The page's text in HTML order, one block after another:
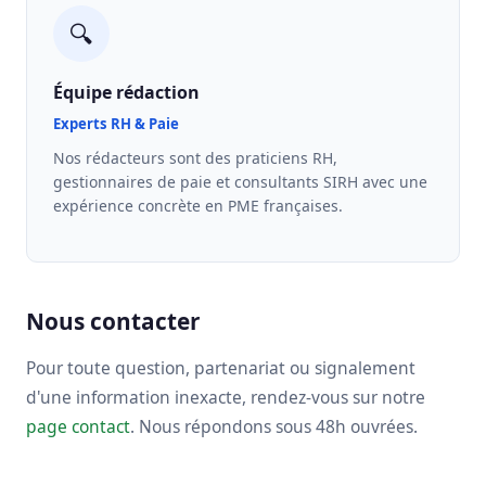
🔍
Équipe rédaction
Experts RH & Paie
Nos rédacteurs sont des praticiens RH,
gestionnaires de paie et consultants SIRH avec une
expérience concrète en PME françaises.
Nous contacter
Pour toute question, partenariat ou signalement
d'une information inexacte, rendez-vous sur notre
page contact. Nous répondons sous 48h ouvrées.